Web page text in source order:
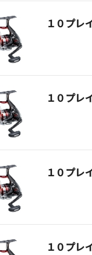
１０プレ
１０プレ
１０プレ
１０プレ